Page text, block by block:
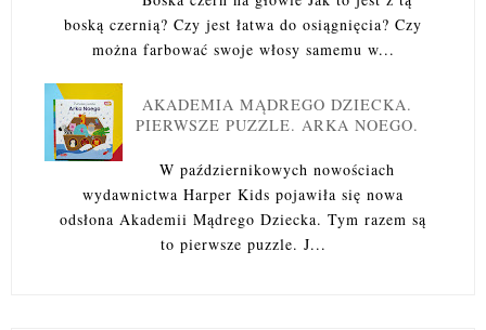
boską czernią? Czy jest łatwa do osiągnięcia? Czy
można farbować swoje włosy samemu w...
AKADEMIA MĄDREGO DZIECKA.
PIERWSZE PUZZLE. ARKA NOEGO.
W październikowych nowościach
wydawnictwa Harper Kids pojawiła się nowa
odsłona Akademii Mądrego Dziecka. Tym razem są
to pierwsze puzzle. J...